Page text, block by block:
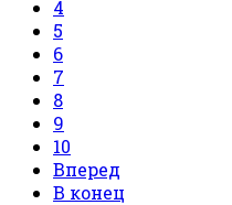
4
5
6
7
8
9
10
Вперед
В конец